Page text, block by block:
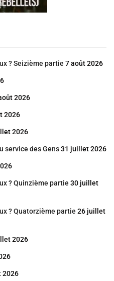
? Seizième partie 7 août 2026
2026
2026
2026
service des Gens31 juillet 2026
? Quinzième partie 30 juillet
? Quatorzième partie 26 juillet
2026
2026